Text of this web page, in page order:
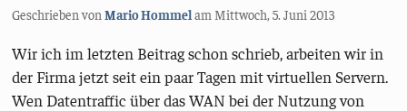
Geschrieben vonMario Hommelam Mittwoch, 5. Juni 2013
Wir ich im letzten Beitrag schon schrieb, arbeiten wir in
der Firma jetzt seit ein paar Tagen mit virtuellen Servern.
Wen Datentraffic über das WAN bei der Nutzung von